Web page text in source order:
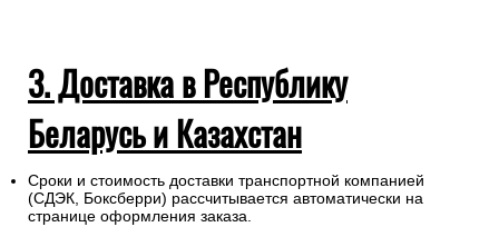
3. Доставка в Республику
Беларусь и Казахстан
Сроки и стоимость доставки транспортной компанией
(СДЭК, Боксберри) рассчитывается автоматически на
странице оформления заказа.